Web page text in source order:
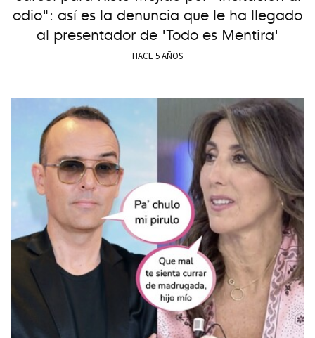
odio": así es la denuncia que le ha llegado
al presentador de 'Todo es Mentira'
HACE 5 AÑOS